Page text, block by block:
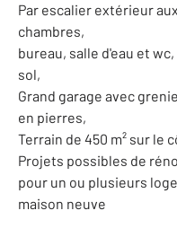
Par escalier extérieur
chambres,
bureau, salle d'eau et
sol,
Grand garage avec
en pierres,
Terrain de 450 m² sur le
Projets possibles de
pour un ou plusieurs
maison neuve